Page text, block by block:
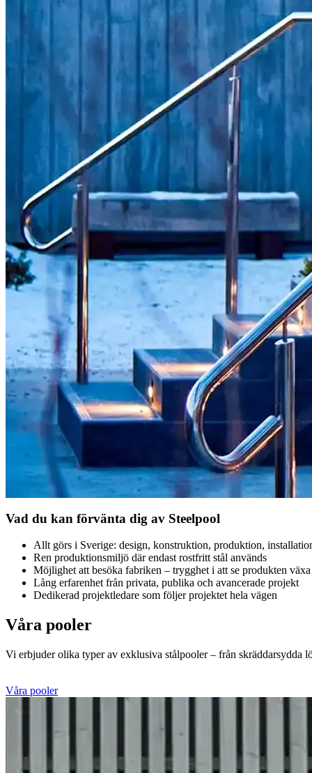
Vad du kan förvänta dig av Steelpool
Allt görs i Sverige: design, konstruktion, produktion,
Ren produktionsmiljö där endast rostfritt stål används
Möjlighet att besöka fabriken – trygghet i att se produkten
Lång erfarenhet från privata, publika och avancerade projekt
Dedikerad projektledare som följer projektet hela vägen
Våra pooler
Vi erbjuder olika typer av exklusiva stålpooler – från skräddarsydda
Våra pooler